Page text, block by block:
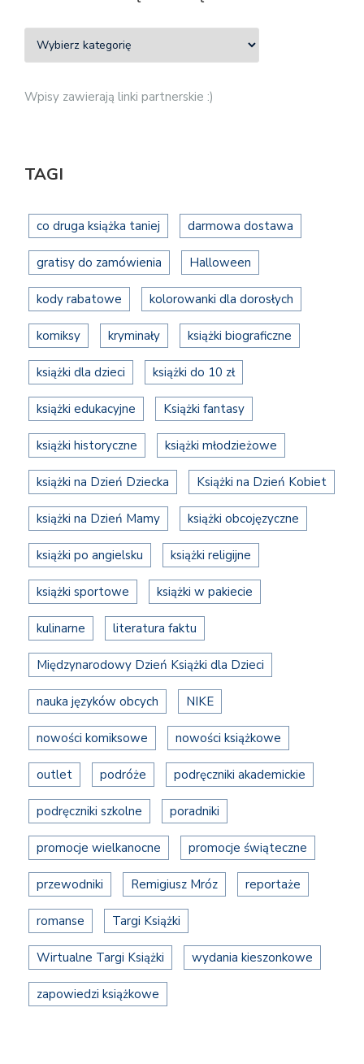
Wpisy zawierają linki partnerskie :)
TAGI
co druga książka taniej darmowa dostawa
gratisy do zamówienia Halloween
kody rabatowe kolorowanki dla dorosłych
komiksy kryminały książki biograficzne
książki dla dzieci książki do 10 zł
książki edukacyjne Książki fantasy
książki historyczne książki młodzieżowe
książki na Dzień Dziecka Książki na Dzień Kobiet
książki na Dzień Mamy książki obcojęzyczne
książki po angielsku książki religijne
książki sportowe książki w pakiecie
kulinarne literatura faktu
Międzynarodowy Dzień Książki dla Dzieci
nauka języków obcych NIKE
nowości komiksowe nowości książkowe
outlet podróże podręczniki akademickie
podręczniki szkolne poradniki
promocje wielkanocne promocje świąteczne
przewodniki Remigiusz Mróz reportaże
romanse Targi Książki
Wirtualne Targi Książki wydania kieszonkowe
zapowiedzi książkowe